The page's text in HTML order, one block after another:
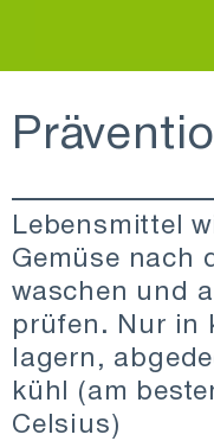
Lebensmittel
Gemüse nach
waschen und
prüfen. Nur in
lagern,
kühl (am
Celsius)